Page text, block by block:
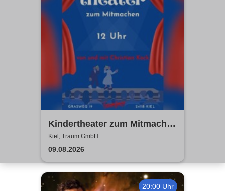
Kindertheater zum Mitmachen
| Traum GmbH
Kiel, Traum GmbH
09.08.2026
20:00 Uhr